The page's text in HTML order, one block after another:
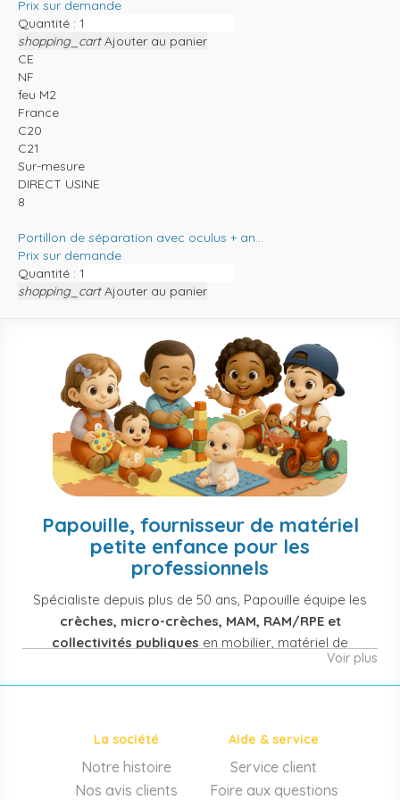
Prix sur demande
Quantité :
shopping_cart Ajouter au panier
CE
NF
feu M2
France
C20
C21
Sur-mesure
DIRECT USINE
8
Portillon de séparation avec oculus + an...
Prix sur demande
Quantité :
shopping_cart Ajouter au panier
Papouille, fournisseur de matériel
petite enfance pour les
professionnels
Spécialiste depuis plus de 50 ans, Papouille équipe les
crèches, micro-crèches, MAM, RAM/RPE et
collectivités publiques en mobilier, matériel de
puériculture, jouets et équipement pour structures
d'accueil de la petite enfance. Notre offre couvre
cabinets infirmiers).
Mobilier et équipement de crèche
Voir plus
La société
Notre histoire
Nos avis clients
Aide & service
Service client
Foire aux questions